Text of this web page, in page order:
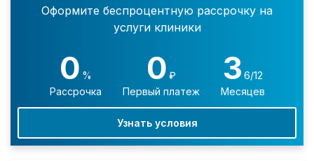
Оформите беспроцентную рассрочку на
услуги клиники
0 %
Рассрочка
0 ₽
Первый платеж
3 6/12
Месяцев
Узнать условия